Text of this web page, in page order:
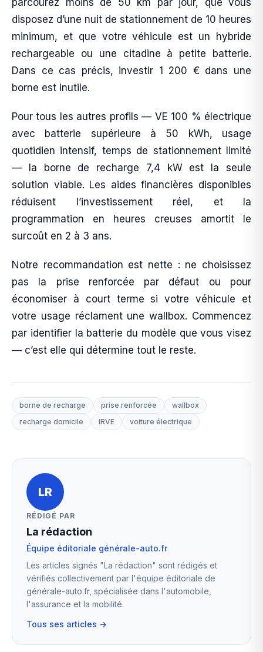
parcourez moins de 50 km par jour, que vous
disposez d’une nuit de stationnement de 10 heures
minimum, et que votre véhicule est un hybride
rechargeable ou une citadine à petite batterie.
Dans ce cas précis, investir 1 200 € dans une
borne est inutile.
Pour tous les autres profils — VE 100 % électrique
avec batterie supérieure à 50 kWh, usage
quotidien intensif, temps de stationnement limité
— la borne de recharge 7,4 kW est la seule
solution viable. Les aides financières disponibles
réduisent l’investissement réel, et la
programmation en heures creuses amortit le
surcoût en 2 à 3 ans.
Notre recommandation est nette : ne choisissez
pas la prise renforcée par défaut ou pour
économiser à court terme si votre véhicule et
votre usage réclament une wallbox. Commencez
par identifier la batterie du modèle que vous visez
— c’est elle qui détermine tout le reste.
borne de recharge prise renforcée
wallbox
recharge domicile
IRVE voiture électrique
LR
RÉDIGÉ PAR
La rédaction
Équipe éditoriale générale-auto.fr
Les articles signés "La rédaction" sont rédigés et
vérifiés collectivement par l'équipe éditoriale de
générale-auto.fr, spécialisée dans l'automobile,
l'assurance et la mobilité.
Tous ses articles →